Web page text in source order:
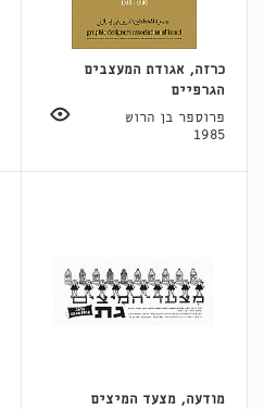
כרזה, אגודת המעצבים
הגרפיים
פרוספר בן הרוש
1985
מודעה, מצעד המיצים